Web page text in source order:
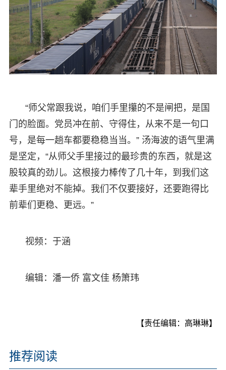
“师父常跟我说，咱们手里攥的不是闸把，是国
门的脸面。党员冲在前、守得住，从来不是一句口
号，是每一趟车都要稳稳当当。” 汤海波的语气里满
是坚定，“从师父手里接过的最珍贵的东西，就是这
股较真的劲儿。这根接力棒传了几十年，到我们这
辈手里绝对不能掉。我们不仅要接好，还要跑得比
前辈们更稳、更远。”
视频：于涵
编辑：潘一侨 富文佳 杨箫玮
【责任编辑：高琳琳】
推荐阅读